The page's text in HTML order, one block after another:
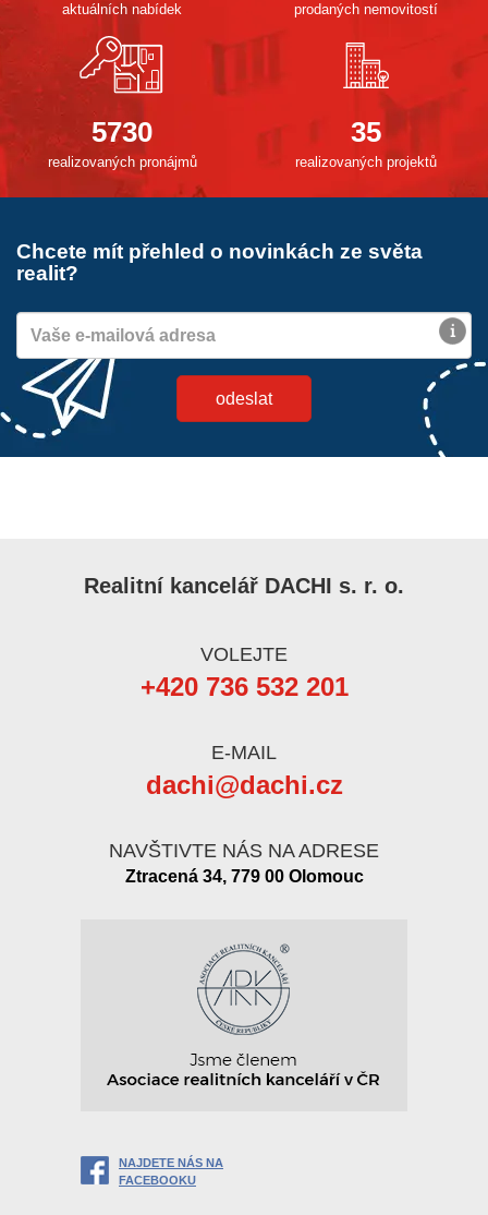
aktuálních nabídek prodaných nemovitostí
5730
realizovaných pronájmů
35
realizovaných projektů
Chcete mít přehled o novinkách ze světa
realit?
Realitní kancelář DACHI s. r. o.
VOLEJTE
+420 736 532 201
E-MAIL
dachi@dachi.cz
NAVŠTIVTE NÁS NA ADRESE
Ztracená 34, 779 00 Olomouc
NAJDETE NÁS NA
FACEBOOKU